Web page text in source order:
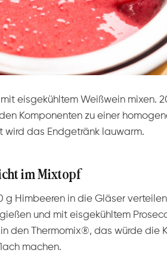
eisgekühltem Weißwein mixen.
Komponenten zu einer
wird das Endgetränk lauwarm.
im Mixtopf
g Himbeeren in die Gläser
und mit eisgekühltem
den Thermomix®, das würde die
machen.